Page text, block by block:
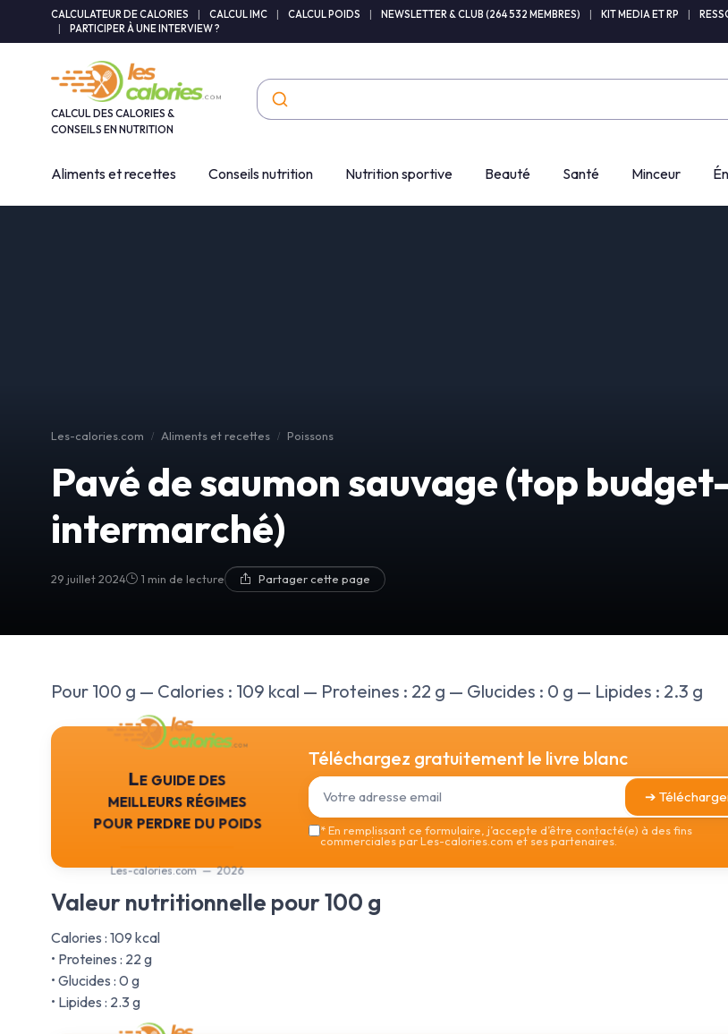
CALCULATEUR DE CALORIES CALCUL IMC CALCUL POIDS NEWSLETTER & CLUB (264 532 MEMBRES) KIT MEDIA ET RP
PARTICIPER À UNE INTERVIEW ?
CALCUL DES CALORIES &
CONSEILS EN NUTRITION
Aliments et recettes Conseils nutrition Nutrition sportive Beauté Santé Minceur
Les-calories.com Aliments et recettes Poissons
Pavé de saumon sauvage (top budget-
intermarché)
29 juillet 2024 1 min de lecture Partager cette page
Pour 100 g — Calories : 109 kcal — Proteines : 22 g — Glucides : 0 g — Lipides : 2.3 g
Le guide des
meilleurs régimes
pour perdre du poids
Les-calories.com — 2026
Téléchargez gratuitement le livre blanc
➔
*En remplissant ce formulaire, j’accepte d’être contacté(e) à des fins
commerciales par Les-calories.com et ses partenaires.
Valeur nutritionnelle pour 100 g
Calories : 109 kcal
• Proteines : 22 g
• Glucides : 0 g
• Lipides : 2.3 g
Panneau de gestion des cookies